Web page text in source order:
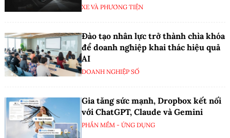
XE VÀ PHƯƠNG TIỆN
Đào tạo nhân lực trở thành chìa khóa
để doanh nghiệp khai thác hiệu quả
AI
DOANH NGHIỆP SỐ
Gia tăng sức mạnh, Dropbox kết nối
với ChatGPT, Claude và Gemini
PHẦN MỀM - ỨNG DỤNG